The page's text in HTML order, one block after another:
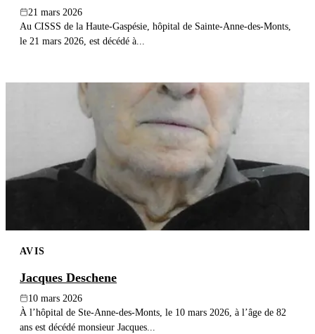
21 mars 2026
Au CISSS de la Haute-Gaspésie, hôpital de Sainte-Anne-des-Monts,
le 21 mars 2026, est décédé à...
AVIS
Jacques Deschene
10 mars 2026
À l’hôpital de Ste-Anne-des-Monts, le 10 mars 2026, à l’âge de 82
ans est décédé monsieur Jacques...